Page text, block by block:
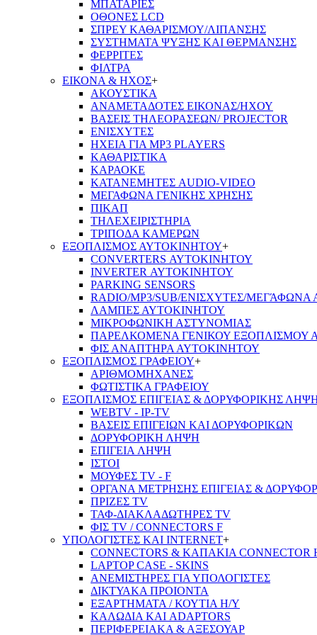
ΜΠΑΤΑΡΙΕΣ
ΟΘΟΝΕΣ LCD
ΣΠΡΕΥ ΚΑΘΑΡΙΣΜΟΥ/ΛΙΠΑΝΣΗΣ
ΣΥΣΤΗΜΑΤΑ ΨΥΞΗΣ ΚΑΙ ΘΕΡΜΑΝΣΗΣ
ΦΕΡΡΙΤΕΣ
ΦΙΛΤΡΑ
ΕΙΚΟΝΑ & ΗΧΟΣ+
ΑΚΟΥΣΤΙΚΑ
ΑΝΑΜΕΤΑΔΟΤΕΣ ΕΙΚΟΝΑΣ/ΗΧΟΥ
ΒΑΣΕΙΣ ΤΗΛΕOΡΑΣΕΩΝ/ PROJECTOR
ΕΝΙΣΧΥΤΕΣ
ΗΧΕΙΑ ΓΙΑ MP3 PLAYERS
ΚΑΘΑΡΙΣΤΙΚΑ
ΚΑΡΑΟΚΕ
ΚΑΤΑΝΕΜΗΤΕΣ AUDIO-VIDEO
ΜΕΓΑΦΩΝΑ ΓΕΝΙΚΗΣ ΧΡΗΣΗΣ
ΠΙΚΑΠ
ΤΗΛΕΧΕΙΡΙΣΤΗΡΙΑ
ΤΡΙΠΟΔΑ ΚΑΜΕΡΩΝ
ΕΞΟΠΛΙΣΜΟΣ ΑΥΤΟΚΙΝΗΤΟΥ+
CONVERTERS ΑΥΤΟΚΙΝΗΤΟΥ
INVERTER ΑΥΤΟΚΙΝΗΤΟΥ
PARKING SENSORS
RADIO/MP3/SUB/ΕΝΙΣΧΥΤΕΣ/
ΛΑΜΠΕΣ ΑΥΤΟΚΙΝΗΤΟΥ
ΜΙΚΡΟΦΩΝΙΚΗ ΑΣΤΥΝΟΜΙΑΣ
ΠΑΡΕΛΚΟΜΕΝΑ ΓΕΝΙΚΟΥ ΕΞΟΠΛΙΣΜΟΥ
ΦΙΣ ΑΝΑΠΤΗΡΑ ΑΥΤΟΚΙΝΗΤΟΥ
ΕΞΟΠΛΙΣΜΟΣ ΓΡΑΦΕΙΟΥ+
ΑΡΙΘΜΟΜΗΧΑΝΕΣ
ΦΩΤΙΣΤΙΚΑ ΓΡΑΦΕΙΟΥ
ΕΞΟΠΛΙΣΜΟΣ ΕΠΙΓΕΙΑΣ & ΔΟΡΥΦΟΡΙΚΗΣ
WEBTV - IP-TV
ΒΑΣΕΙΣ ΕΠΙΓΕΙΩΝ ΚΑΙ ΔΟΡΥΦΟΡΙΚΩΝ
ΔΟΡΥΦΟΡΙΚΗ ΛΗΨΗ
ΕΠΙΓΕΙA ΛΗΨΗ
ΙΣΤΟΙ
ΜΟΥΦΕΣ TV - F
ΟΡΓΑΝΑ ΜΕΤΡΗΣΗΣ ΕΠΙΓΕΙΑΣ &
ΠΡΙΖΕΣ TV
ΤΑΦ-ΔΙΑΚΛΑΔΩΤΗΡΕΣ TV
ΦΙΣ TV / CONNECTORS F
ΥΠΟΛΟΓΙΣΤΕΣ ΚΑΙ INTERNET+
CONNECTORS & ΚΑΠΑΚΙΑ CONNECTOR
LAPTOP CASE - SKINS
ΑΝΕΜΙΣΤΗΡΕΣ ΓΙΑ ΥΠΟΛΟΓΙΣΤΕΣ
ΔΙΚΤΥΑΚΑ ΠΡΟΙΟΝΤΑ
ΕΞΑΡΤΗΜΑΤΑ / ΚΟΥΤΙΑ Η/Υ
ΚΑΛΩΔΙΑ ΚΑΙ ADAPTORS
ΠΕΡΙΦΕΡΕΙΑΚΑ & ΑΞΕΣΟΥΑΡ